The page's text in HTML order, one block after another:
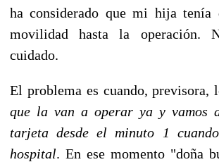
ha considerado que mi hija tenía
movilidad hasta la operación.
cuidado.
El problema es cuando, previsora,
que la van a operar ya y vamos
tarjeta desde el minuto 1
hospital. En ese momento "doña